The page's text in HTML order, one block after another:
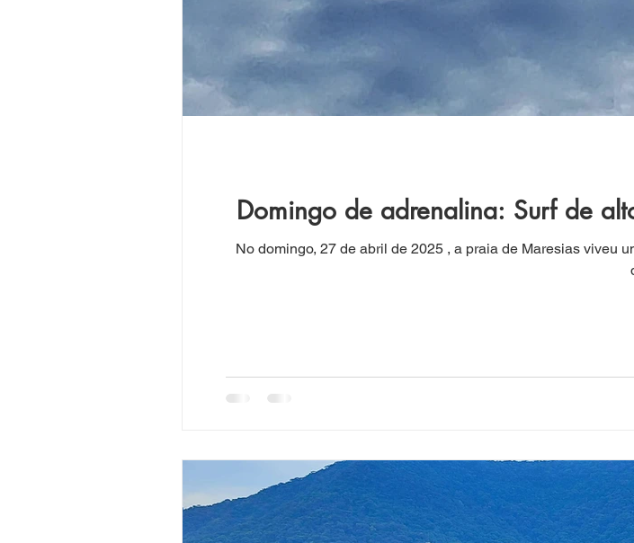
Domingo de adrenalina: Surf de
No domingo, 27 de abril de 2025 , a praia de Maresias viveu um espetáculo inesquecível, unindo duas paixões: o surf e a emoção